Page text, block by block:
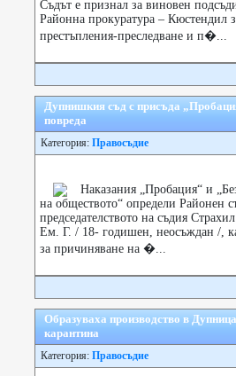
Съдът е признал за виновен
Районна прокуратура – Кюстендил
престъпления-преследване и п�...
Дупнишкия съд с присъда
повреда
Категория: Правосъдие
Наказания „Пробация“ и
на обществото“ определи Районен
председателството на съдия
Ем. Г. / 18- годишен, неосъждан /,
за причиняване на �...
Образуваха производство в
карантина
Категория: Правосъдие